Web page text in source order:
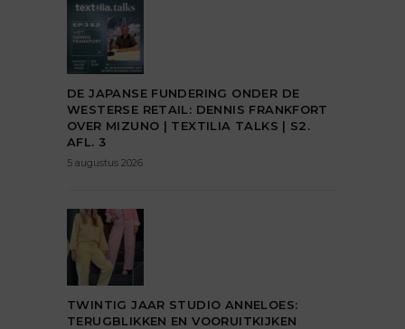
DE JAPANSE FUNDERING ONDER DE
WESTERSE RETAIL: DENNIS FRANKFORT
OVER MIZUNO | TEXTILIA TALKS | S2.
AFL. 3
5 augustus 2026
TWINTIG JAAR STUDIO ANNELOES:
TERUGBLIKKEN EN VOORUITKIJKEN